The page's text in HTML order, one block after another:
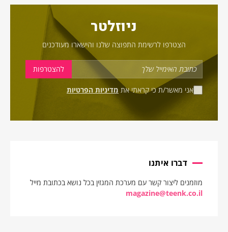
ניוזלטר
הצטרפו לרשימת התפוצה שלנו והישארו מעודכנים
אני מאשר/ת כי קראתי את מדיניות הפרטיות
דברו איתנו
מוזמנים ליצור קשר עם מערכת המגזין בכל נושא בכתובת מייל
magazine@teenk.co.il